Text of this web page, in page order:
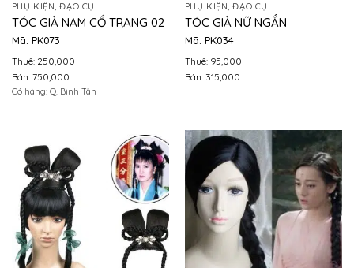
PHỤ KIỆN, ĐẠO CỤ
TÓC GIẢ NAM CỔ TRANG 02
Mã: PK073
Thuê: 250,000
Bán: 750,000
Có hàng: Q. Bình Tân
PHỤ KIỆN, ĐẠO CỤ
TÓC GIẢ NỮ NGẮN
Mã: PK034
Thuê: 95,000
Bán: 315,000